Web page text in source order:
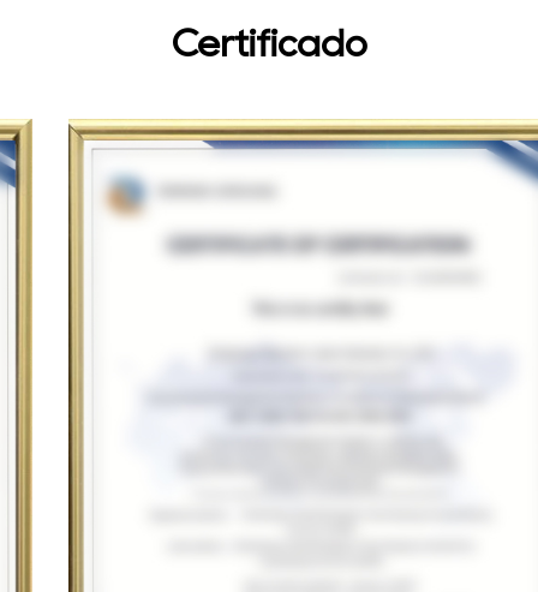
Certificado